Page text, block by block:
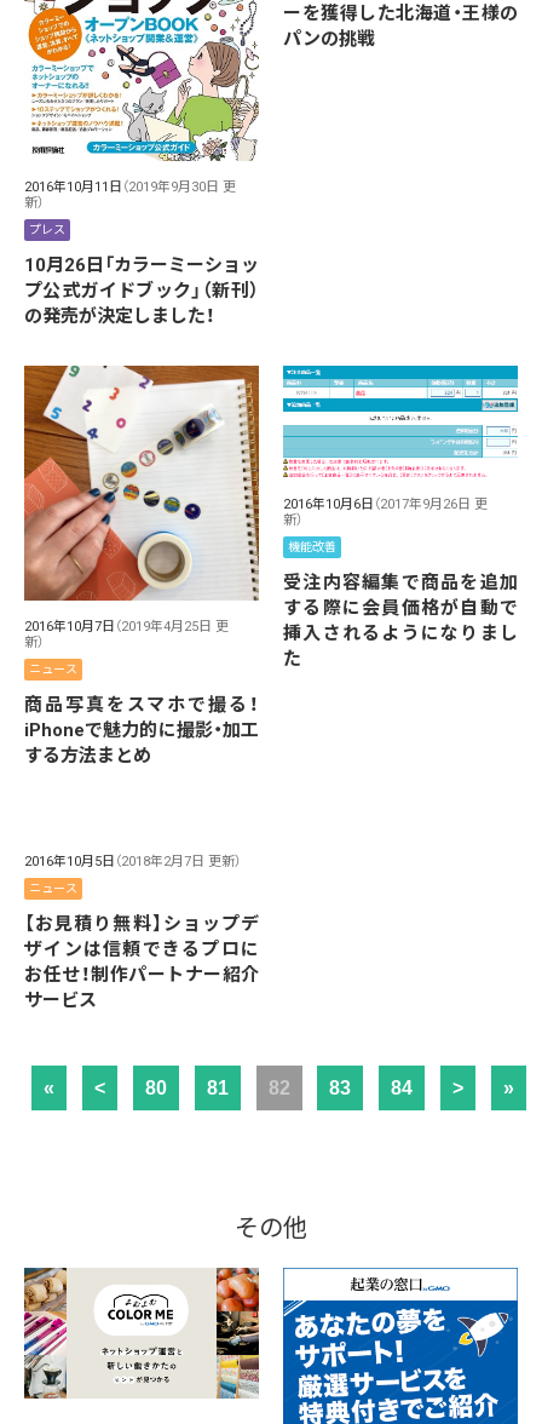
2016年10月11日 （2019年9月30日 更
新）
プレス
10月26日「カラーミーショッ
プ公式ガイドブック」（新刊）
の発売が決定しました！
ーを獲得した北海道・王様の
パンの挑戦
2016年10月7日 （2019年4月25日 更
新）
ニュース
商品写真をスマホで撮る！
iPhoneで魅力的に撮影・加工
する方法まとめ
2016年10月6日 （2017年9月26日 更
新）
機能改善
受注内容編集で商品を追加
する際に会員価格が自動で
挿入されるようになりまし
た
2016年10月5日 （2018年2月7日 更新）
ニュース
【お見積り無料】ショップデ
ザインは信頼できるプロに
お任せ！制作パートナー紹介
サービス
« < 80 81 82 83 84 > »
その他